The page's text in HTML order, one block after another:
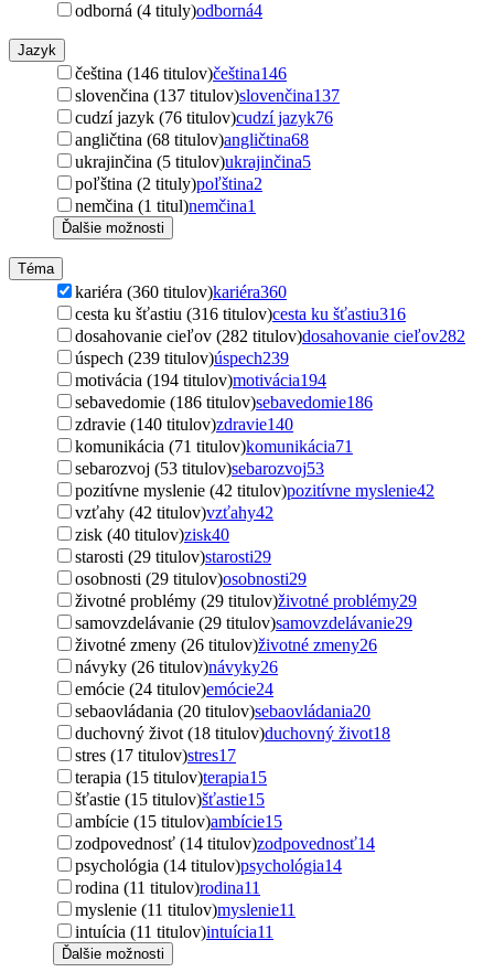
odborná (4 tituly)odborná4
Jazyk
čeština (146 titulov)čeština146
slovenčina (137 titulov)slovenčina137
cudzí jazyk (76 titulov)cudzí jazyk76
angličtina (68 titulov)angličtina68
ukrajinčina (5 titulov)ukrajinčina5
poľština (2 tituly)poľština2
nemčina (1 titul)nemčina1
Ďalšie možnosti
Téma
kariéra (360 titulov)kariéra360
cesta ku šťastiu (316 titulov)cesta ku šťastiu316
dosahovanie cieľov (282 titulov)dosahovanie cieľov282
úspech (239 titulov)úspech239
motivácia (194 titulov)motivácia194
sebavedomie (186 titulov)sebavedomie186
zdravie (140 titulov)zdravie140
komunikácia (71 titulov)komunikácia71
sebarozvoj (53 titulov)sebarozvoj53
pozitívne myslenie (42 titulov)pozitívne myslenie42
vzťahy (42 titulov)vzťahy42
zisk (40 titulov)zisk40
starosti (29 titulov)starosti29
osobnosti (29 titulov)osobnosti29
životné problémy (29 titulov)životné problémy29
samovzdelávanie (29 titulov)samovzdelávanie29
životné zmeny (26 titulov)životné zmeny26
návyky (26 titulov)návyky26
emócie (24 titulov)emócie24
sebaovládania (20 titulov)sebaovládania20
duchovný život (18 titulov)duchovný život18
stres (17 titulov)stres17
terapia (15 titulov)terapia15
šťastie (15 titulov)šťastie15
ambície (15 titulov)ambície15
zodpovednosť (14 titulov)zodpovednosť14
psychológia (14 titulov)psychológia14
rodina (11 titulov)rodina11
myslenie (11 titulov)myslenie11
intuícia (11 titulov)intuícia11
Ďalšie možnosti